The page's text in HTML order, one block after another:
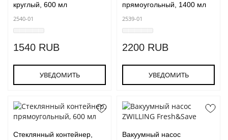
круглый, 600 мл
2540-01
1540 RUB
УВЕДОМИТЬ
прямоугольный, 1400 мл
2539-01
2200 RUB
УВЕДОМИТЬ
Стеклянный контейнер,
Вакуумный насос